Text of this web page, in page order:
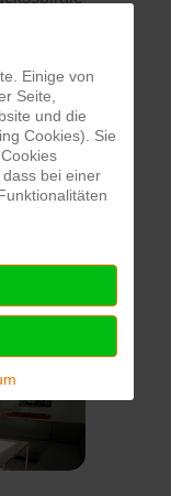
die
Einige von
Seite,
und die
Cookies). Sie
bei einer